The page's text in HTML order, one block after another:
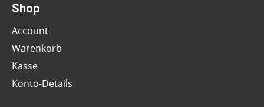
Shop
Account
Warenkorb
Kasse
Konto-Details